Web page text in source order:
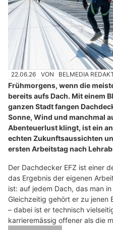
22.06.26 VON BELMEDIA
Frühmorgens, wenn die
bereits aufs Dach. Mit einem
ganzen Stadt fangen
Sonne, Wind und manchmal
Abenteuerlust klingt, ist ein
echten Zukunftsaussichten
ersten Arbeitstag nach
Der Dachdecker EFZ ist einer
das Ergebnis der eigenen
ist: auf jedem Dach, das man
Gleichzeitig gehört er zu jenen
– dabei ist er technisch
karrieremässig offener als die